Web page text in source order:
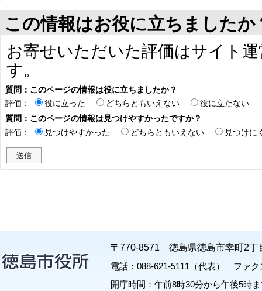
この情報はお役に立ちましたか
お寄せいただいた評価はサイト
す。
質問：このページの情報は役に立ちましたか？
評価：
役に立った どちらともいえない
役に立たない
質問：このページの情報は見つけやすかったですか？
評価：
見つけやすかった どちらともいえない 見つけに
〒770-8571 徳島県徳島市幸町2丁
電話：088-621-5111（代表） ファク
開庁時間：午前8時30分から午後5時